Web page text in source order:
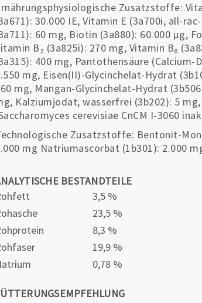
Zusatzstoffe:
30.000 IE, Vitamin E (3a700i, all-
60 mg, Biotin (3a880): 60.000 µg,
B₂ (3a825i): 270 mg, Vitamin B₆
400 mg, Pantothensäure
mg, Eisen(II)-Glycinchelat-Hydrat
mg, Mangan-Glycinchelat-Hydrat
Kalziumjodat, wasserfrei (3b202): 5
cerevisiae CnCM I-3060
Zusatzstoffe: Bentonit-
mg Natriumascorbat (1b301): 2.000
BESTANDTEILE
3,5 %
23,5 %
8,3 %
19,9 %
0,78 %